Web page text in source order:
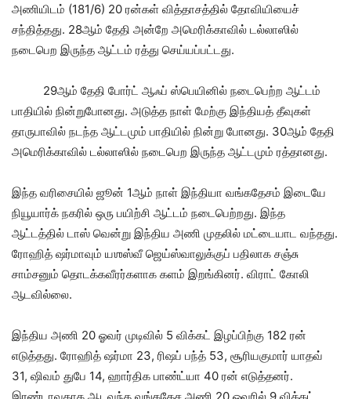
அணியிடம் (181/6) 20 ரன்கள் வித்தாசத்தில் தோவியியைச்
சந்தித்தது. 28ஆம் தேதி அன்றே அமெரிக்காவில் டல்லாஸில்
நடைபெற இருந்த ஆட்டம் ரத்து செய்யப்பட்டது.
29ஆம் தேதி போர்ட் ஆஃப் ஸ்பெயினில் நடைபெற்ற ஆட்டம்
பாதியில் நின்றுபோனது. அடுத்த நாள் மேற்கு இந்தியத் தீவுகள்
தாருபாவில் நடந்த ஆட்டமும் பாதியில் நின்று போனது. 30ஆம் தேதி
அமெரிக்காவில் டல்லாஸில் நடைபெற இருந்த ஆட்டமும் ரத்தானது.
இந்த வரிசையில் ஜூன் 1ஆம் நாள் இந்தியா வங்கதேசம் இடையே
நியூயார்க் நகரில் ஒரு பயிற்சி ஆட்டம் நடைபெற்றது. இந்த
ஆட்டத்தில் டாஸ் வென்று இந்திய அணி முதலில் மட்டையாட வந்தது.
ரோஹித் ஷர்மாவும் யஶஸ்வீ ஜெய்ஸ்வாலுக்குப் பதிலாக சஞ்சு
சாம்சனும் தொடக்கவீரர்களாக களம் இறங்கினர். விராட் கோலி
ஆடவில்லை.
இந்திய அணி 20 ஓவர் முடிவில் 5 விக்கட் இழப்பிற்கு 182 ரன்
எடுத்தது. ரோஹித் ஷர்மா 23, ரிஷப் பந்த் 53, சூரியகுமார் யாதவ்
31, ஷிவம் துபே 14, ஹார்திக பாண்ட்யா 40 ரன் எடுத்தனர்.